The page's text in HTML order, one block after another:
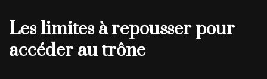
Les limites à repousser pour
accéder au trône